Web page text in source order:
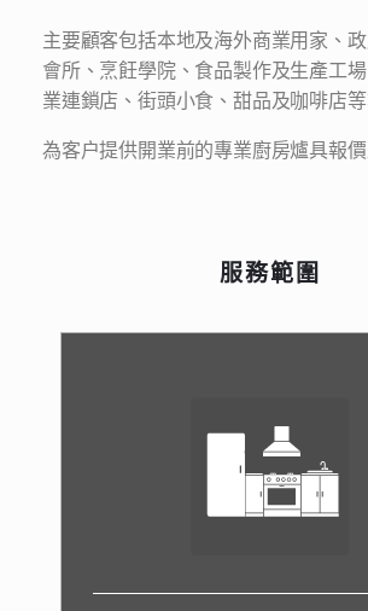
主要顧客包括本地及海外商業用家、
會所、烹飪學院、食品製作及生產工
業連鎖店、街頭小食、甜品及咖啡店
為客户提供開業前的專業廚房爐具報價
服務範圍